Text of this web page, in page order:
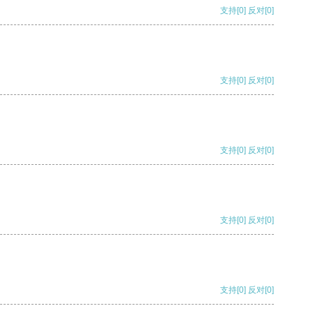
支持[0] 反对[0]
支持[0] 反对[0]
支持[0] 反对[0]
支持[0] 反对[0]
支持[0] 反对[0]